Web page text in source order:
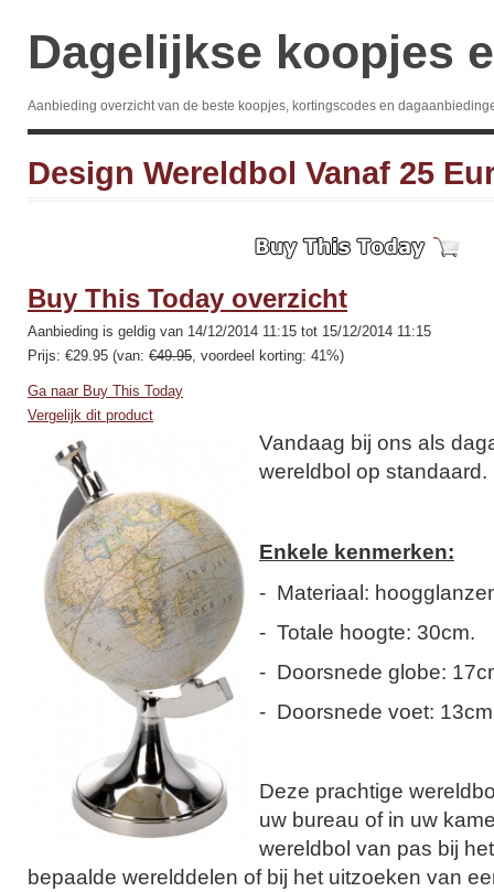
Dagelijkse koopjes
Aanbieding overzicht van de beste koopjes, kortingscodes en
Design Wereldbol Vanaf 25
Buy This Today overzicht
Aanbieding is geldig van 14/12/2014 11:15 tot 15/12/2014 11:15
Prijs: €29.95 (van: €49.95, voordeel korting: 41%)
Ga naar Buy This Today
Vergelijk dit product
Vandaag bij ons als
wereldbol op standaard.
Enkele kenmerken:
- Materiaal:
- Totale hoogte: 30cm.
- Doorsnede globe:
- Doorsnede voet:
Deze prachtige
uw bureau of in uw
wereldbol van pas bij
bepaalde werelddelen of bij het uitzoeken van